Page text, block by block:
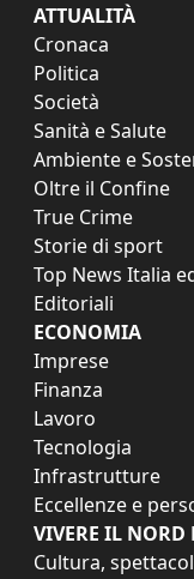
ATTUALITÀ
Cronaca
Politica
Società
Sanità e Salute
Ambiente e
Oltre il Confine
True Crime
Storie di sport
Top News Italia
Editoriali
ECONOMIA
Imprese
Finanza
Lavoro
Tecnologia
Infrastrutture
Eccellenze e
VIVERE IL NORD
Cultura,